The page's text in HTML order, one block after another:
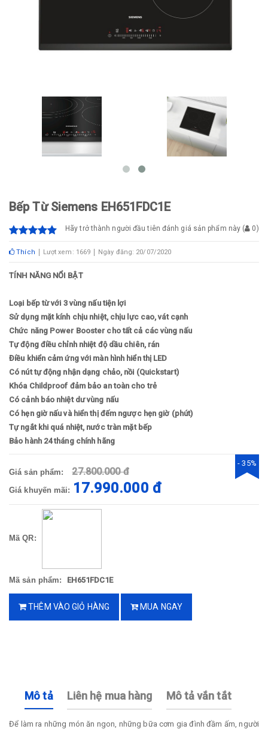
Bếp Từ Siemens EH651FDC1E
Hãy trở thành người đầu tiên đánh giá sản phẩm này ( 0)
Thích Lượt xem: 1669 Ngày đăng: 20/07/2020
TÍNH NĂNG NỔI BẬT
Loại bếp từ với 3 vùng nấu tiện lợi
Sử dụng mặt kính chịu nhiệt, chịu lực cao, vát cạnh
Chức năng Power Booster cho tất cả các vùng nấu
Tự động điều chỉnh nhiệt độ dầu chiên, rán
Điều khiển cảm ứng với màn hình hiển thị LED
Có nút tự động nhận dạng chảo, nồi (Quickstart)
Khóa Childproof đảm bảo an toàn cho trẻ
Có cảnh báo nhiệt dư vùng nấu
Có hẹn giờ nấu và hiển thị đếm ngược hẹn giờ (phút)
Tự ngắt khi quá nhiệt, nước tràn mặt bếp
Bảo hành 24 tháng chính hãng
Giá sản phẩm: 27.800.000 đ
Giá khuyến mãi: 17.990.000 đ
- 35%
Mã QR:
Mã sản phẩm: EH651FDC1E
THÊM VÀO GIỎ HÀNG MUA NGAY
Mô tả Liên hệ mua hàng Mô tả vắn tắt
Để làm ra những món ăn ngon, những bữa cơm gia đình đầm ấm, người